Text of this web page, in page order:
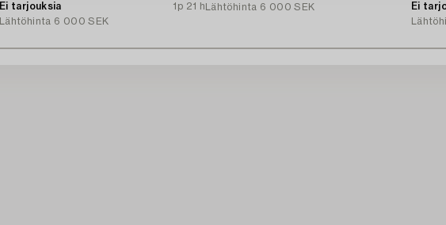
Ei tarjouksia
1p 21 h
Lähtöhinta 6 000 SEK
Lähtöhinta 6 000 SEK
Ei